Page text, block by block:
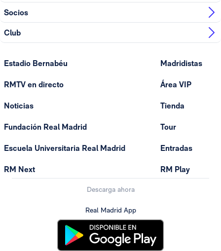
Socios
Club
Estadio Bernabéu
RMTV en directo
Noticias
Fundación Real Madrid
Escuela Universitaria Real Madrid
RM Next
Madridistas
Área VIP
Tienda
Tour
Entradas
RM Play
Descarga ahora
Real Madrid App